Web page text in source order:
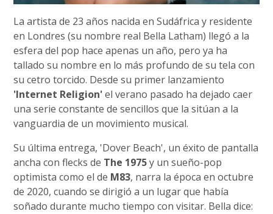
La artista de 23 años nacida en Sudáfrica y residente
en Londres (su nombre real Bella Latham) llegó a la
esfera del pop hace apenas un año, pero ya ha
tallado su nombre en lo más profundo de su tela con
su cetro torcido. Desde su primer lanzamiento
'Internet Religion'el verano pasado ha dejado caer
una serie constante de sencillos que la sitúan a la
vanguardia de un movimiento musical.
Su última entrega, 'Dover Beach', un éxito de pantalla
ancha con flecks de The 1975y un sueño-pop
optimista como el de M83, narra la época en octubre
de 2020, cuando se dirigió a un lugar que había
soñado durante mucho tiempo con visitar. Bella dice: